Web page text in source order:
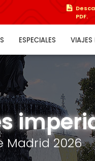
PDF.
ESPECIALES
Madrid 2026